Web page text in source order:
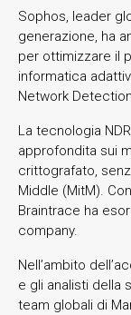
Sophos, leader
generazione, ha
per ottimizzare il
informatica
Network
La tecnologia
approfondita sui
crittografato,
Middle (MitM).
Braintrace ha
company.
Nell’ambito
e gli analisti della
team globali di